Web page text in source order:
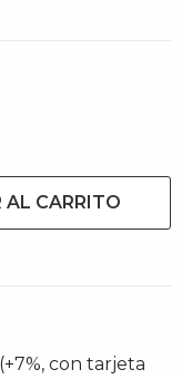
AL CARRITO
con tarjeta